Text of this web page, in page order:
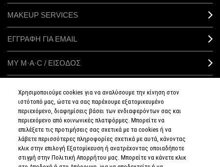
MAKEUP SERVICES
ΕΓΓΡΑΦΗ ΓΙΑ EMAIL
ΜΥ M·A·C / ΕΙΣΟΔΟΣ
ΣΥΝΔΕΘΕΙΤΕ
ΠΟΛΙΤΙΚΗ
ΑΠΟΡΡΗΤΟΥ
Χρησιμοποιούμε cookies για να αναλύσουμε την κίνηση στον
ιστότοπό μας, ώστε να σας παρέχουμε εξατομικευμένο
περιεχόμενο, διαφημίσεις βάσει των ενδιαφερόντων σας και
περιεχόμενο από κοινωνικές πλατφόρμες. Μπορείτε να
επιλέξετε τις προτιμήσεις σας σχετικά με τα cookies ή να
λάβετε περισσότερες πληροφορίες σχετικά με αυτά, κάνοντας
κλικ στην επιλογή Εξατομίκευση ή ανατρέχοντας οποιαδήποτε
στιγμή στην Πολιτική Απορρήτου μας. Μπορείτε να κάνετε κλικ